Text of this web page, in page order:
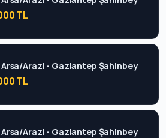
TL
Arsa/Arazi - Gaziantep Şahinbey
TL
Arsa/Arazi - Gaziantep Şahinbey